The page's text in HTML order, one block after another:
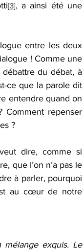
[3], a ainsi été une
entre les deux
! Comme une
du débat, à
ce que la parole dit
entendre quand on
Comment repenser
?
dire, comme si
que l’on n’a pas le
à parler, pourquoi
au cœur de notre
mélange exquis. Le